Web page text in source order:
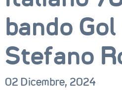
CORSI
NEWS
SETTORI
PROFESSIONALI
bando
Stefano
02 Dicembre, 2024